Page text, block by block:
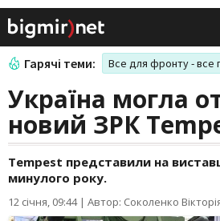
Гарячі теми: Все для фронту - все
Україна могла
новий ЗРК
Tempest представили на
минулого року.
12 січня, 09:44| Автор: Соколенко